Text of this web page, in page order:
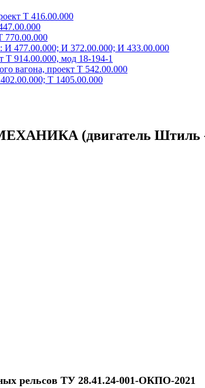
Т 416.00.000
770.00.000
И 477.00.000; И 372.00.000; И 433.00.000
Т 914.00.000, мод 18-194-1
вагона, проект Т 542.00.000
Т 1405.00.000
(двигатель Штиль -
рельсов ТУ 28.41.24-001-ОКПО-2021